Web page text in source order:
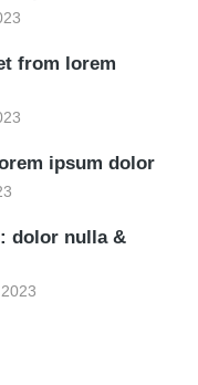
from lorem
ipsum dolor
dolor nulla &